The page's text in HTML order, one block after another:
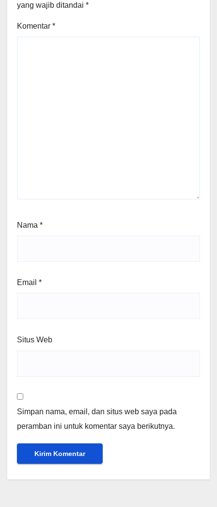
yang wajib ditandai *
Komentar *
Nama *
Email *
Situs Web
Simpan nama, email, dan situs web saya pada
peramban ini untuk komentar saya berikutnya.